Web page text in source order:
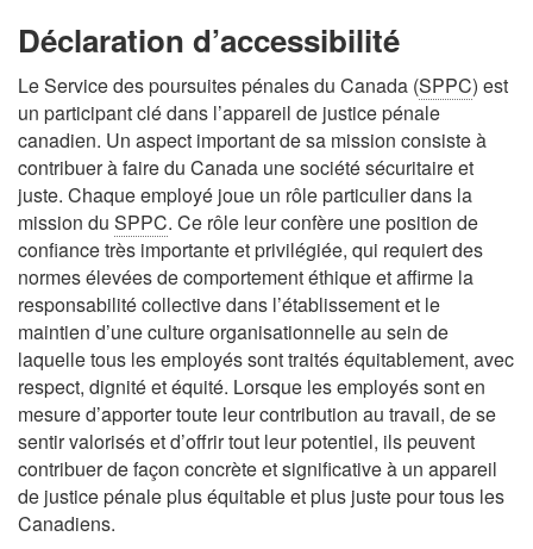
Déclaration d’accessibilité
Le Service des poursuites pénales du Canada (SPPC) est
un participant clé dans l’appareil de justice pénale
canadien. Un aspect important de sa mission consiste à
contribuer à faire du Canada une société sécuritaire et
juste. Chaque employé joue un rôle particulier dans la
mission du SPPC. Ce rôle leur confère une position de
confiance très importante et privilégiée, qui requiert des
normes élevées de comportement éthique et affirme la
responsabilité collective dans l’établissement et le
maintien d’une culture organisationnelle au sein de
laquelle tous les employés sont traités équitablement, avec
respect, dignité et équité. Lorsque les employés sont en
mesure d’apporter toute leur contribution au travail, de se
sentir valorisés et d’offrir tout leur potentiel, ils peuvent
contribuer de façon concrète et significative à un appareil
de justice pénale plus équitable et plus juste pour tous les
Canadiens.